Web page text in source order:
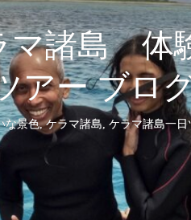
諸島 体
アー ブロ
な景色,ケラマ諸島 ケラマ諸島一日